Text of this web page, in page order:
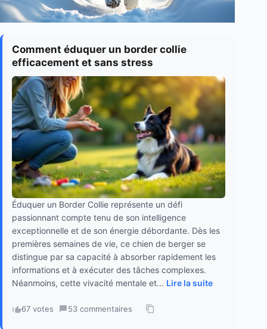
Comment éduquer un border collie
efficacement et sans stress
Éduquer un Border Collie représente un défi
passionnant compte tenu de son intelligence
exceptionnelle et de son énergie débordante. Dès les
premières semaines de vie, ce chien de berger se
distingue par sa capacité à absorber rapidement les
informations et à exécuter des tâches complexes.
Néanmoins, cette vivacité mentale et... Lire la suite
67 votes · 53 commentaires ·